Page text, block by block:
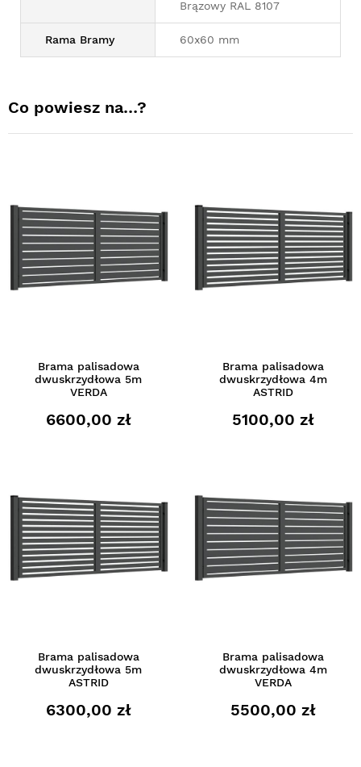
Brązowy RAL 8107
Rama Bramy 60x60 mm
Co powiesz na…?
Brama palisadowa
dwuskrzydłowa 5m
VERDA
6600,00 zł
Brama palisadowa
dwuskrzydłowa 4m
ASTRID
5100,00 zł
Brama palisadowa
dwuskrzydłowa 5m
ASTRID
6300,00 zł
Brama palisadowa
dwuskrzydłowa 4m
VERDA
5500,00 zł